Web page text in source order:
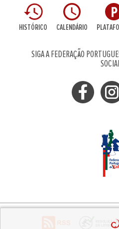
HISTÓRICO CALENDÁRIO
SIGA A FEDERAÇÃO